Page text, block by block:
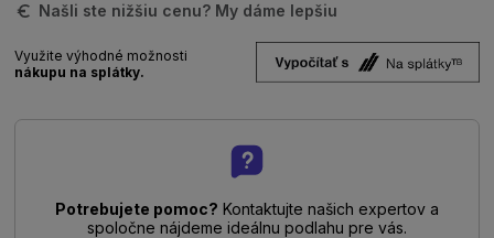
Našli ste nižšiu cenu? My dáme lepšiu
Využite výhodné možnosti
nákupu na splátky.
Potrebujete pomoc? Kontaktujte našich expertov a
spoločne nájdeme ideálnu podlahu pre vás.